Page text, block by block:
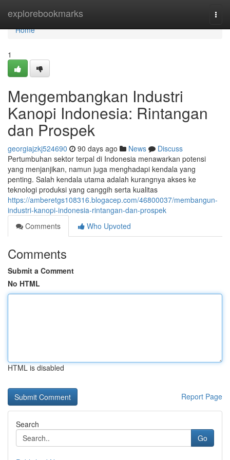
explorebookmarks
Home
Home
1
Mengembangkan Industri
Kanopi Indonesia: Rintangan
dan Prospek
georgiajzkj524690 90 days ago News
Discuss
Pertumbuhan sektor terpal di Indonesia menawarkan potensi
yang menjanjikan, namun juga menghadapi kendala yang
penting. Salah kendala utama adalah kurangnya akses ke
teknologi produksi yang canggih serta kualitas
https://amberetgs108316.blogacep.com/46800037/membangun-
industri-kanopi-indonesia-rintangan-dan-prospek
Comments
Who Upvoted
Comments
Submit a Comment
No HTML
HTML is disabled
Report Page
Search
Go